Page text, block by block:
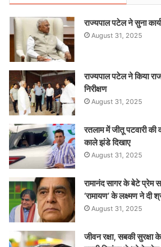
राज्यपाल पटेल ने सुना
August 31, 2025
राज्यपाल पटेल ने किया
निरीक्षण
August 31, 2025
रतलाम में जीतू पटवारी
काले झंडे दिखाए
August 31, 2025
रामानंद सागर के बेटे प्रेम
‘रामायण’ के लक्ष्मण ने दी
August 31, 2025
जीवन रक्षा, सबकी सुरक्षा